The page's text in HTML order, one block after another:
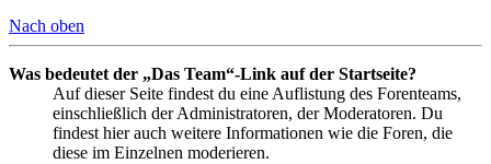
Nach oben
Was bedeutet der „Das Team“-Link auf der Startseite?
Auf dieser Seite findest du eine Auflistung des Forenteams,
einschließlich der Administratoren, der Moderatoren. Du
findest hier auch weitere Informationen wie die Foren, die
diese im Einzelnen moderieren.